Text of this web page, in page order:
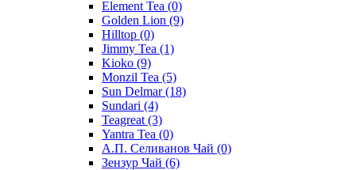
Element Tea (0)
Golden Lion (9)
Hilltop (0)
Jimmy Tea (1)
Kioko (9)
Monzil Tea (5)
Sun Delmar(18)
Sundari (4)
Teagreat (3)
Yantra Tea (0)
А.П. Селиванов Чай (0)
Зензур Чай (6)